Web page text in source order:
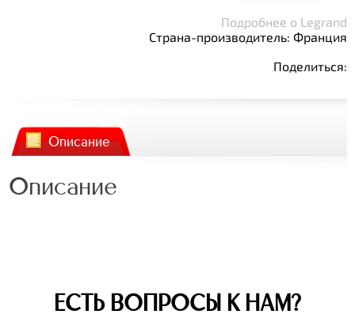
Подробнее о Legrand
Страна-производитель: Франция
Поделиться:
Описание
Описание
ЕСТЬ ВОПРОСЫ К НАМ?